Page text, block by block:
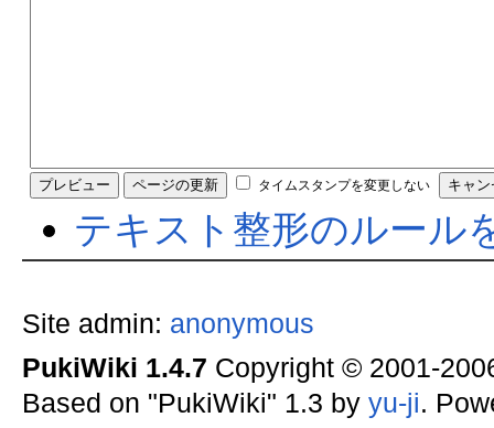
タイムスタンプを変更しない
テキスト整形のルール
Site admin: anonymous
PukiWiki 1.4.7 Copyright © 2001-
Based on "PukiWiki" 1.3 by yu-ji.